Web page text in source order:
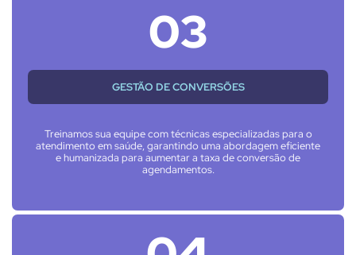
03
GESTÃO DE CONVERSÕES
Treinamos sua equipe com técnicas especializadas para o
atendimento em saúde, garantindo uma abordagem eficiente
e humanizada para aumentar a taxa de conversão de
agendamentos.